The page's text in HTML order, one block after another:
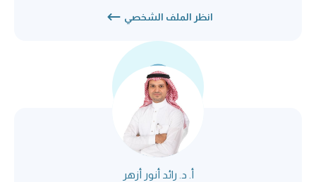
انظر الملف الشخصي
أ. د. رائد أنور أزهر